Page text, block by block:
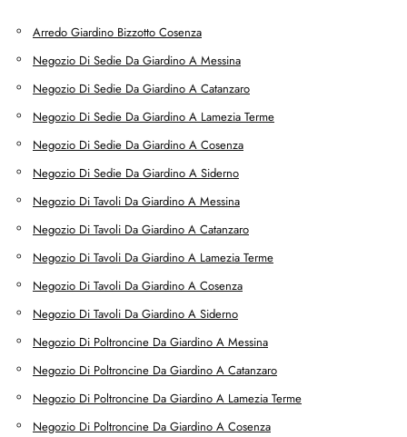
Arredo Giardino Bizzotto Cosenza
Negozio Di Sedie Da Giardino A Messina
Negozio Di Sedie Da Giardino A Catanzaro
Negozio Di Sedie Da Giardino A Lamezia Terme
Negozio Di Sedie Da Giardino A Cosenza
Negozio Di Sedie Da Giardino A Siderno
Negozio Di Tavoli Da Giardino A Messina
Negozio Di Tavoli Da Giardino A Catanzaro
Negozio Di Tavoli Da Giardino A Lamezia Terme
Negozio Di Tavoli Da Giardino A Cosenza
Negozio Di Tavoli Da Giardino A Siderno
Negozio Di Poltroncine Da Giardino A Messina
Negozio Di Poltroncine Da Giardino A Catanzaro
Negozio Di Poltroncine Da Giardino A Lamezia Terme
Negozio Di Poltroncine Da Giardino A Cosenza